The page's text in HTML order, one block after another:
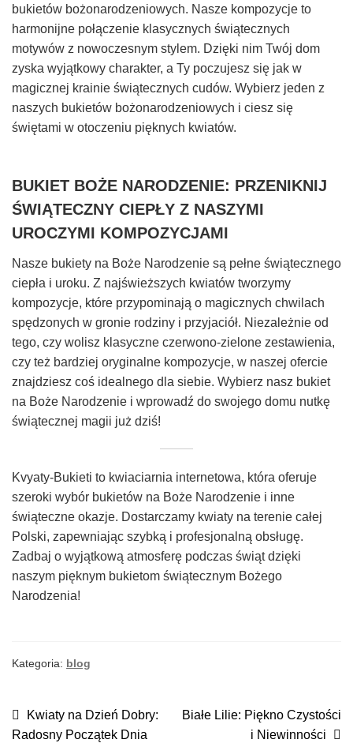
bukietów bożonarodzeniowych. Nasze kompozycje to
harmonijne połączenie klasycznych świątecznych
motywów z nowoczesnym stylem. Dzięki nim Twój dom
zyska wyjątkowy charakter, a Ty poczujesz się jak w
magicznej krainie świątecznych cudów. Wybierz jeden z
naszych bukietów bożonarodzeniowych i ciesz się
świętami w otoczeniu pięknych kwiatów.
BUKIET BOŻE NARODZENIE: PRZENIKNIJ
ŚWIĄTECZNY CIEPŁY Z NASZYMI
UROCZYMI KOMPOZYCJAMI
Nasze bukiety na Boże Narodzenie są pełne świątecznego
ciepła i uroku. Z najświeższych kwiatów tworzymy
kompozycje, które przypominają o magicznych chwilach
spędzonych w gronie rodziny i przyjaciół. Niezależnie od
tego, czy wolisz klasyczne czerwono-zielone zestawienia,
czy też bardziej oryginalne kompozycje, w naszej ofercie
znajdziesz coś idealnego dla siebie. Wybierz nasz bukiet
na Boże Narodzenie i wprowadź do swojego domu nutkę
świątecznej magii już dziś!
Kvyaty-Bukieti to kwiaciarnia internetowa, która oferuje
szeroki wybór bukietów na Boże Narodzenie i inne
świąteczne okazje. Dostarczamy kwiaty na terenie całej
Polski, zapewniając szybką i profesjonalną obsługę.
Zadbaj o wyjątkową atmosferę podczas świąt dzięki
naszym pięknym bukietom świątecznym Bożego
Narodzenia!
Kategoria: blog
NAWIGACJA
Poprzedni
wpis:
Kwiaty na Dzień Dobry:
Radosny Początek Dnia
Następny
Białe Lilie: Piękno Czystości
i Niewinności